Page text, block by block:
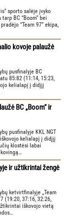
sporto salėje įvyko
BC “Boom” bei
“Team 97” ekipa,
kovoje palaužė
pusfinalyje BC
85:82 (11:14, 15:23,
kelialapį į didįjį
BC „Boom“ ir
pusfinalyje KKL NGT
kelialapį į didįjį
klostėsi labai
ir užtikrintai žengė
ketvirtfinalyje „Team
(19:20, 37:16, 32:26,
iškovojo vietą